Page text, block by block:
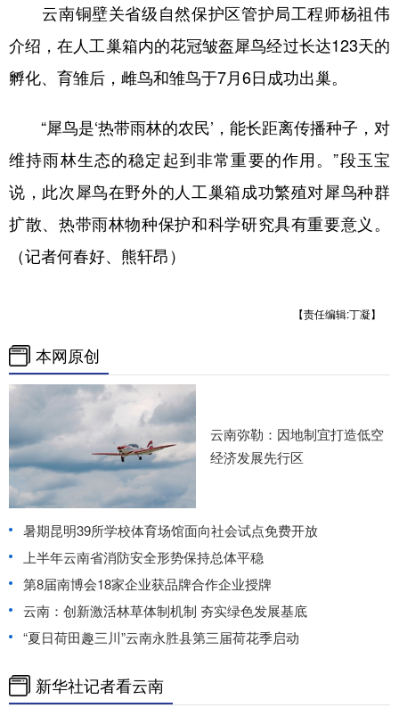
云南铜壁关省级自然保护区管护局工程师杨祖伟
介绍，在人工巢箱内的花冠皱盔犀鸟经过长达123天的
孵化、育雏后，雌鸟和雏鸟于7月6日成功出巢。
“犀鸟是‘热带雨林的农民’，能长距离传播种子，对
维持雨林生态的稳定起到非常重要的作用。”段玉宝
说，此次犀鸟在野外的人工巢箱成功繁殖对犀鸟种群
扩散、热带雨林物种保护和科学研究具有重要意义。
（记者何春好、熊轩昂）
【责任编辑:丁凝】
本网原创
云南弥勒：因地制宜打造低空
经济发展先行区
暑期昆明39所学校体育场馆面向社会试点免费开放
上半年云南省消防安全形势保持总体平稳
第8届南博会18家企业获品牌合作企业授牌
云南：创新激活林草体制机制 夯实绿色发展基底
“夏日荷田趣三川”云南永胜县第三届荷花季启动
新华社记者看云南